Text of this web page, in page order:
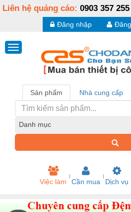
Liên hệ quảng cáo: 0903 357 255
Đăng nhập
Sản phẩm Nhà cung cấp
Danh mục
Việc làm Cần mua Dịch vụ